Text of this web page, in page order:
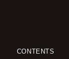
CONTENTS